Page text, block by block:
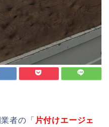
者の「 片付けエージェ